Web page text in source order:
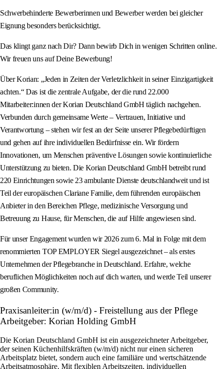
Schwerbehinderte Bewerberinnen und Bewerber werden bei gleicher
Eignung besonders berücksichtigt.
Das klingt ganz nach Dir? Dann bewirb Dich in wenigen Schritten online.
Wir freuen uns auf Deine Bewerbung!
Über Korian: „Jeden in Zeiten der Verletzlichkeit in seiner Einzigartigkeit
achten.“ Das ist die zentrale Aufgabe, der die rund 22.000
Mitarbeiter:innen der Korian Deutschland GmbH täglich nachgehen.
Verbunden durch gemeinsame Werte – Vertrauen, Initiative und
Verantwortung – stehen wir fest an der Seite unserer Pflegebedürftigen
und gehen auf ihre individuellen Bedürfnisse ein. Wir fördern
Innovationen, um Menschen präventive Lösungen sowie kontinuierliche
Unterstützung zu bieten. Die Korian Deutschland GmbH betreibt rund
220 Einrichtungen sowie 23 ambulante Dienste deutschlandweit und ist
Teil der europäischen Clariane Familie, dem führenden europäischen
Anbieter in den Bereichen Pflege, medizinische Versorgung und
Betreuung zu Hause, für Menschen, die auf Hilfe angewiesen sind.
Für unser Engagement wurden wir 2026 zum 6. Mal in Folge mit dem
renommierten TOP EMPLOYER Siegel ausgezeichnet – als erstes
Unternehmen der Pflegebranche in Deutschland. Erfahre, welche
beruflichen Möglichkeiten noch auf dich warten, und werde Teil unserer
großen Community.
Praxisanleiter:in (w/m/d) - Freistellung aus der Pflege
Arbeitgeber: Korian Holding GmbH
Die Korian Deutschland GmbH ist ein ausgezeichneter Arbeitgeber,
der seinen Küchenhilfskräften (w/m/d) nicht nur einen sicheren
Arbeitsplatz bietet, sondern auch eine familiäre und wertschätzende
Arbeitsatmosphäre. Mit flexiblen Arbeitszeiten, individuellen